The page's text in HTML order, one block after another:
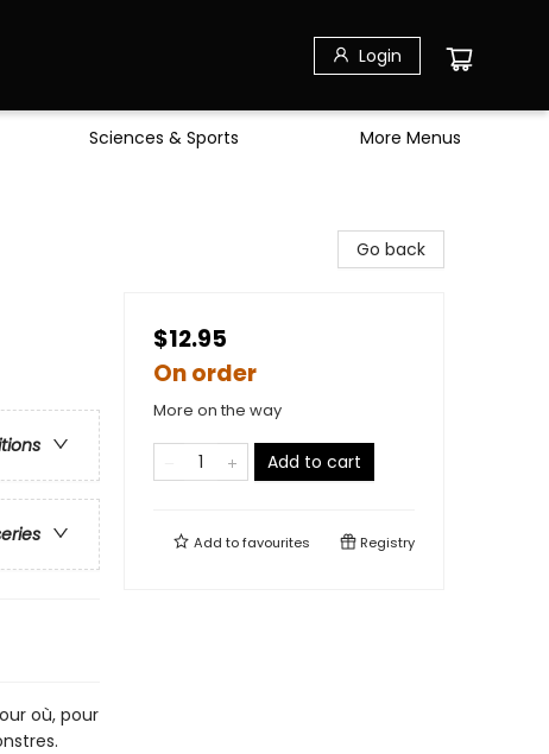
Login
Sciences & Sports More Menus
où, pour
Go back
$12.95
On order
More on the way
Add to cart
Add tofavourites Registry